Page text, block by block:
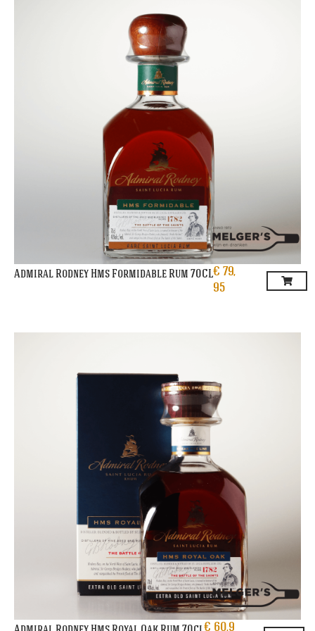
Admiral Rodney Hms Formidable Rum 70CL€ 79,
95
€ 60,9